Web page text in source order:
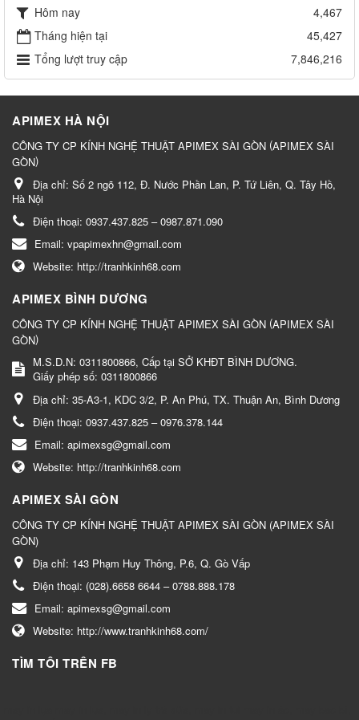
Hôm nay
4,467
Tháng hiện tại
45,427
Tổng lượt truy cập
7,846,216
APIMEX HÀ NỘI
CÔNG TY CP KÍNH NGHỆ THUẬT APIMEX SÀI GÒN (APIMEX SÀI
GÒN)
Địa chỉ: Số 2 ngõ 112, Đ. Nước Phần Lan, P. Tứ Liên, Q. Tây Hồ,
Hà Nội
Điện thoại: 0937.437.825 – 0987.871.090
Email: vpapimexhn@gmail.com
Website: http://tranhkinh68.com
APIMEX BÌNH DƯƠNG
CÔNG TY CP KÍNH NGHỆ THUẬT APIMEX SÀI GÒN (APIMEX SÀI
GÒN)
M.S.D.N: 0311800866, Cấp tại SỞ KHĐT BÌNH DƯƠNG.
Giấy phép số: 0311800866
Địa chỉ: 35-A3-1, KDC 3/2, P. An Phú, TX. Thuận An, Bình Dương
Điện thoại: 0937.437.825 – 0976.378.144
Email: apimexsg@gmail.com
Website: http://tranhkinh68.com
APIMEX SÀI GÒN
CÔNG TY CP KÍNH NGHỆ THUẬT APIMEX SÀI GÒN (APIMEX SÀI
GÒN)
Địa chỉ: 143 Phạm Huy Thông, P.6, Q. Gò Vấp
Điện thoại: (028).6658 6644 – 0788.888.178
Email: apimexsg@gmail.com
Website: http://www.tranhkinh68.com/
TÌM TÔI TRÊN FB